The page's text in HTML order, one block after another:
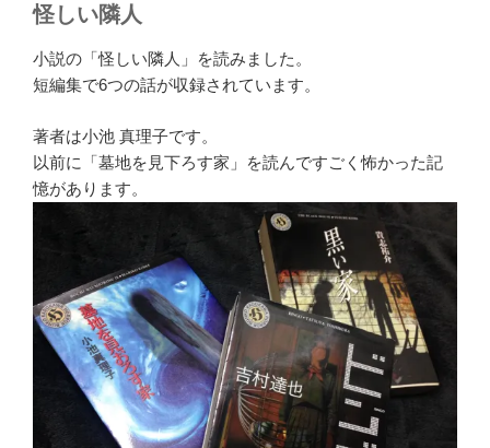
怪しい隣人
小説の「怪しい隣人」を読みました。
短編集で6つの話が収録されています。
著者は小池 真理子です。
以前に「墓地を見下ろす家」を読んですごく怖かった記
憶があります。